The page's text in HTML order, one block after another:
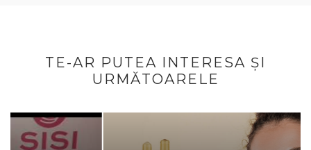
TE-AR PUTEA INTERESA ȘI
URMĂTOARELE